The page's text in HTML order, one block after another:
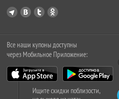
Все наши купоны доступны
через Мобильное Приложение:
Ищите скидки поблизости,